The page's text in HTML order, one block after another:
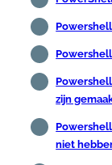
zijn
niet